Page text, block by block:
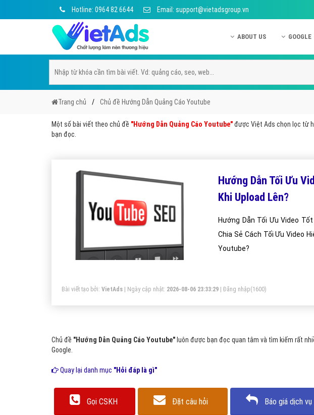
Hotline: 0964 82 6644 Email: support@vietadsgroup.vn
ABOUT US GOOGLE
Trang chủ Chủ đề Hướng Dẫn Quảng Cáo Youtube
Một số bài viết theo chủ đề "Hướng Dẫn Quảng Cáo Youtube"được Việt Ads chọn lọc từ
bạn đọc.
Hướng Dẫn Tối Ưu
Khi Upload Lên?
Hướng Dẫn Tối Ưu Video
Chia Sẻ Cách Tối Ưu Video
Youtube?
Bài viết tạo bởi: VietAds | Ngày cập nhật: 2026-08-06 23:33:29 Đăng nhập(1600)
Chủ đề "Hướng Dẫn Quảng Cáo Youtube" luôn được bạn đọc quan tâm và tìm kiếm rất
Google.
Quay lại danh mục "Hỏi đáp là gì"
Gọi CSKH Đặt câu hỏi Báo giá dịch vụ